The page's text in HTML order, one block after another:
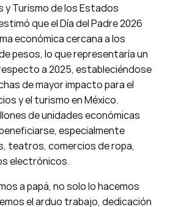
y Turismo de los Estados
que el Día del Padre 2026
económica cercana a los
pesos, lo que representaría un
a 2025, estableciéndose
de mayor impacto para el
y el turismo en México.
de unidades económicas
especialmente
teatros, comercios de ropa,
electrónicos.
a papá, no solo lo hacemos
el arduo trabajo, dedicación